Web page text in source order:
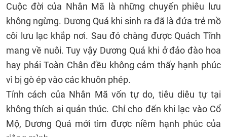
Cuộc đời của Nhân Mã là những chuyến phiêu lưu
không ngừng. Dương Quá khi sinh ra đã là đứa trẻ mồ
côi lưu lạc khắp nơi. Sau đó chàng được Quách Tĩnh
mang về nuôi. Tuy vậy Dương Quá khi ở đảo đào hoa
hay phái Toàn Chân đều không cảm thấy hạnh phúc
vì bị gò ép vào các khuôn phép.
Tính cách của Nhân Mã vốn tự do, tiêu diêu tự tại
không thích ai quản thúc. Chỉ cho đến khi lạc vào Cổ
Mộ, Dương Quá mới tìm được niềm hạnh phúc của